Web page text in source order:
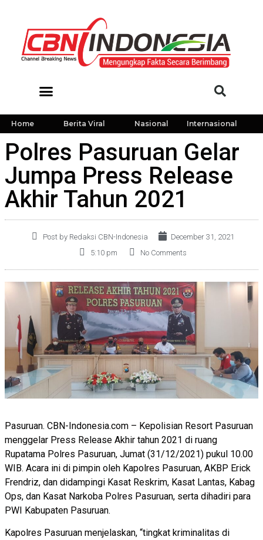
Home Berita Viral Nasional Internasional
Polres Pasuruan Gelar
Jumpa Press Release
Akhir Tahun 2021
Post by Redaksi CBN-Indonesia
December 31, 2021
5:10 pm
No Comments
Pasuruan. CBN-Indonesia.com – Kepolisian Resort Pasuruan
menggelar Press Release Akhir tahun 2021 di ruang
Rupatama Polres Pasuruan, Jumat (31/12/2021) pukul 10.00
WIB. Acara ini di pimpin oleh Kapolres Pasuruan, AKBP Erick
Frendriz, dan didampingi Kasat Reskrim, Kasat Lantas, Kabag
Ops, dan Kasat Narkoba Polres Pasuruan, serta dihadiri para
PWI Kabupaten Pasuruan.
Kapolres Pasuruan menjelaskan, “tingkat kriminalitas di